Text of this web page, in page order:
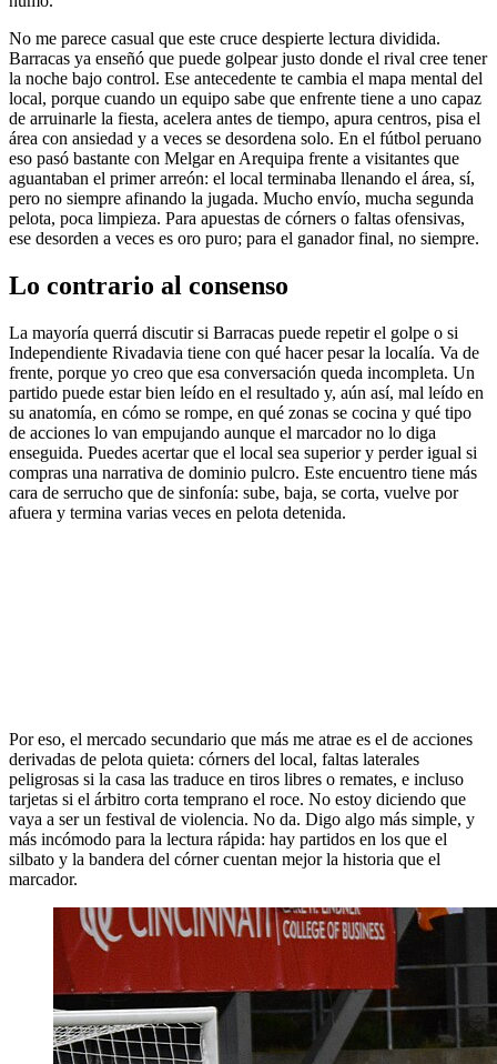
No me parece casual que este cruce despierte lectura dividida.
Barracas ya enseñó que puede golpear justo donde el rival cree tener
la noche bajo control. Ese antecedente te cambia el mapa mental del
local, porque cuando un equipo sabe que enfrente tiene a uno capaz
de arruinarle la fiesta, acelera antes de tiempo, apura centros, pisa el
área con ansiedad y a veces se desordena solo. En el fútbol peruano
eso pasó bastante con Melgar en Arequipa frente a visitantes que
aguantaban el primer arreón: el local terminaba llenando el área, sí,
pero no siempre afinando la jugada. Mucho envío, mucha segunda
pelota, poca limpieza. Para apuestas de córners o faltas ofensivas,
ese desorden a veces es oro puro; para el ganador final, no siempre.
Lo contrario al consenso
La mayoría querrá discutir si Barracas puede repetir el golpe o si
Independiente Rivadavia tiene con qué hacer pesar la localía. Va de
frente, porque yo creo que esa conversación queda incompleta. Un
partido puede estar bien leído en el resultado y, aún así, mal leído en
su anatomía, en cómo se rompe, en qué zonas se cocina y qué tipo
de acciones lo van empujando aunque el marcador no lo diga
enseguida. Puedes acertar que el local sea superior y perder igual si
compras una narrativa de dominio pulcro. Este encuentro tiene más
cara de serrucho que de sinfonía: sube, baja, se corta, vuelve por
afuera y termina varias veces en pelota detenida.
Por eso, el mercado secundario que más me atrae es el de acciones
derivadas de pelota quieta: córners del local, faltas laterales
peligrosas si la casa las traduce en tiros libres o remates, e incluso
tarjetas si el árbitro corta temprano el roce. No estoy diciendo que
vaya a ser un festival de violencia. No da. Digo algo más simple, y
más incómodo para la lectura rápida: hay partidos en los que el
silbato y la bandera del córner cuentan mejor la historia que el
marcador.